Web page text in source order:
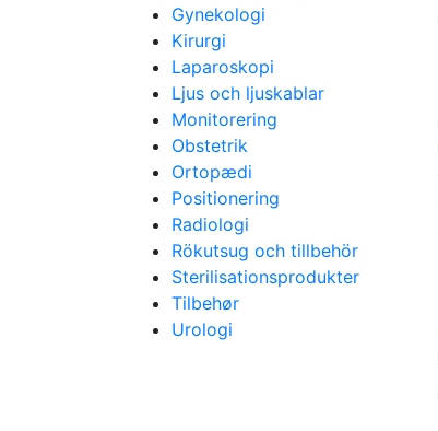
Gynekologi
Kirurgi
Laparoskopi
Ljus och ljuskablar
Monitorering
Obstetrik
Ortopædi
Positionering
Radiologi
Rökutsug och tillbehör
Sterilisationsprodukter
Tilbehør
Urologi